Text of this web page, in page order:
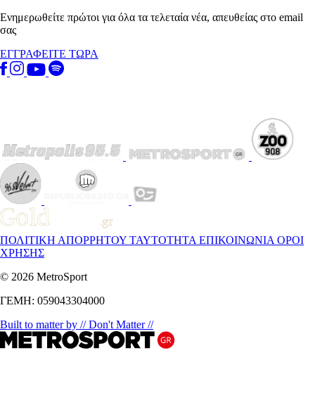
Ενημερωθείτε πρώτοι για όλα τα τελεταία νέα, απευθείας στο email
σας
ΕΓΓΡΑΦΕΙΤΕ ΤΩΡΑ
ΠΟΛΙΤΙΚΗ ΑΠΟΡΡΗΤΟΥ ΤΑΥΤΟΤΗΤΑ ΕΠΙΚΟΙΝΩΝΙΑ ΟΡΟΙ
ΧΡΗΣΗΣ
© 2026 MetroSport
ΓΕΜΗ: 059043304000
Built to matter by // Don't Matter //